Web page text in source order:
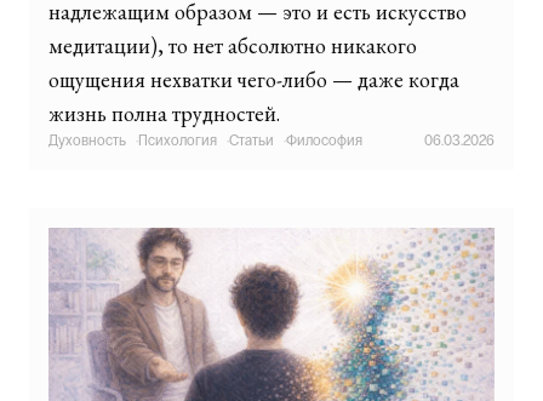
надлежащим образом — это и есть искусство
медитации), то нет абсолютно никакого
ощущения нехватки чего-либо — даже когда
жизнь полна трудностей.
Духовность ·Психология ·Статьи ·Философия 06.03.2026